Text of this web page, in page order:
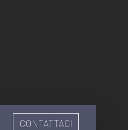
CONTATTACI